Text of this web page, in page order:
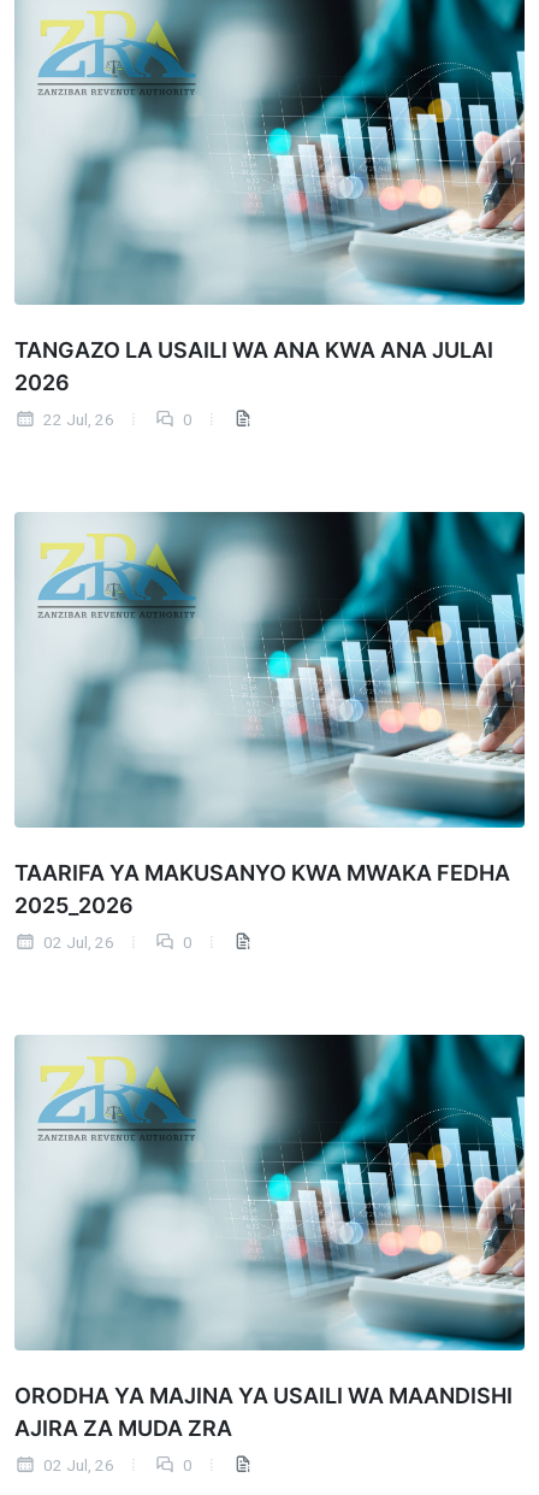
TANGAZO LA USAILI WA ANA KWA ANA JULAI
2026
22 Jul, 26 0
TAARIFA YA MAKUSANYO KWA MWAKA FEDHA
2025_2026
02 Jul, 26 0
ORODHA YA MAJINA YA USAILI WA MAANDISHI
AJIRA ZA MUDA ZRA
02 Jul, 26 0